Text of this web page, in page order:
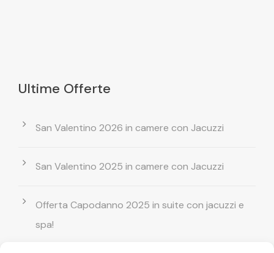
Ultime Offerte
San Valentino 2026 in camere con Jacuzzi
San Valentino 2025 in camere con Jacuzzi
Offerta Capodanno 2025 in suite con jacuzzi e
spa!